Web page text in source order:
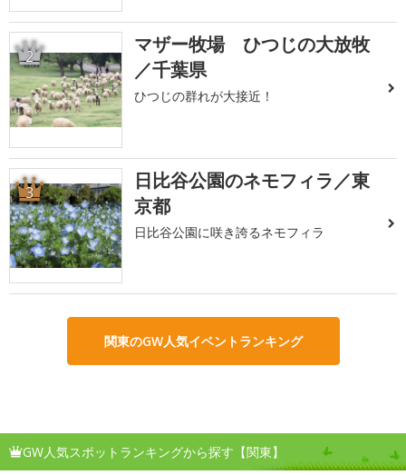
2
マザー牧場 ひつじの大放牧
／千葉県
ひつじの群れが大接近！
3
日比谷公園のネモフィラ／東
京都
日比谷公園に咲き誇るネモフィラ
関東のGW人気イベントランキング
GW人気スポットランキングから探す【関東】